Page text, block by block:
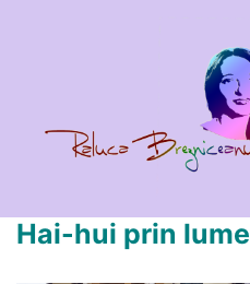
Hai-hui prin lume